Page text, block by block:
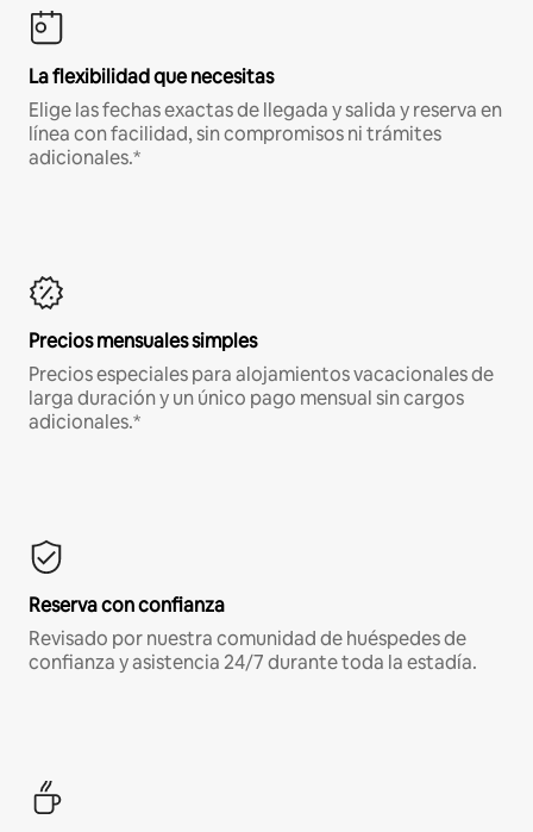
La flexibilidad que necesitas
Elige las fechas exactas de llegada y salida y reserva en
línea con facilidad, sin compromisos ni trámites
adicionales.*
Precios mensuales simples
Precios especiales para alojamientos vacacionales de
larga duración y un único pago mensual sin cargos
adicionales.*
Reserva con confianza
Revisado por nuestra comunidad de huéspedes de
confianza y asistencia 24/7 durante toda la estadía.